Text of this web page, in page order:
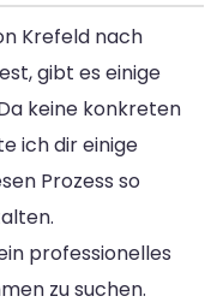
Krefeld nach
gibt es einige
keine konkreten
ich dir einige
Prozess so
professionelles
zu suchen.